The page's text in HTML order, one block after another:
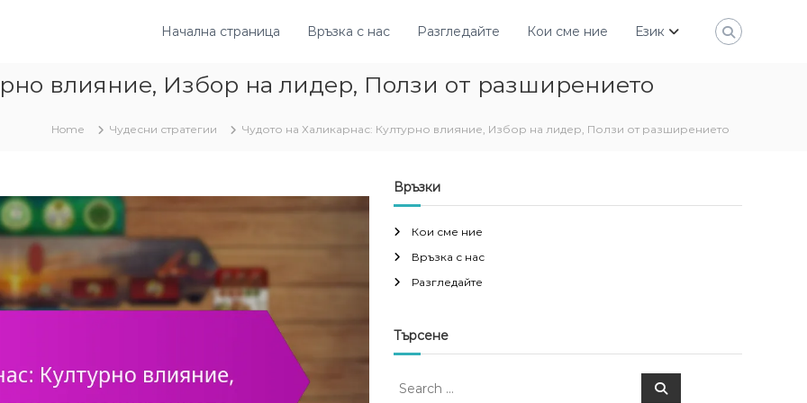
Начална страница Връзка с нас Разгледайте Кои сме ние Език
влияние, Избор на лидер, Ползи от разширението
Home Чудесни стратегии Чудото на Халикарнас: Културно влияние, Избор на лидер, Ползи от разширението
Връзки
Кои сме ние
Връзка с нас
Разгледайте
Търсене
S
S